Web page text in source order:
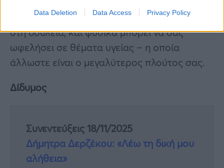
Data Deletion Data Access Privacy Policy
αντιμετώπιση των άλλων συναδέλφων σας
στη δουλειά, και φυσικά μπορεί να σας
ωφελήσει σε θέματα υγείας – η οποία
άλλωστε είναι ο μεγαλύτερος πλούτος σας.
Δίδυμος
Συνεντεύξεις 18/11/2025
Δήμητρα Δερζέκου: «Λέω τη δική μου
αλήθεια»